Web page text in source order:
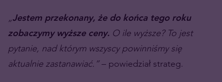
„Jestem przekonany, że do końca tego roku
zobaczymy wyższe ceny. O ile wyższe? To jest
pytanie, nad którym wszyscy powinniśmy się
aktualnie zastanawiać.”– powiedział strateg.